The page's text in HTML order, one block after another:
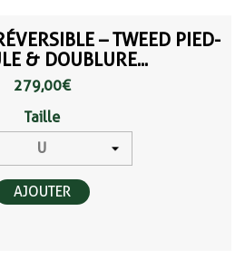
– TWEED PIED-
& DOUBLURE...
279,00 €
Taille
AJOUTER